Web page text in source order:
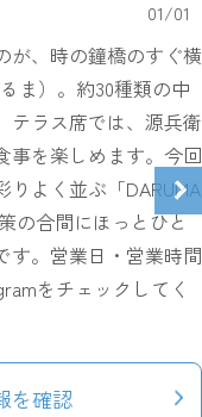
01/01
が、時の鐘橋のすぐ横
ま）。約30種類の中
テラス席では、源兵衛
事を楽しめます。今回
よく並ぶ「DARUMA
の合間にほっとひと
す。営業日・営業時間
をチェックしてく
を確認